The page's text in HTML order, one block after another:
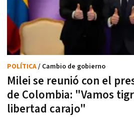
Milei se reunió con el
de Colombia: "Vamos
libertad carajo"
POLÍTICA/ Cambio de gobierno